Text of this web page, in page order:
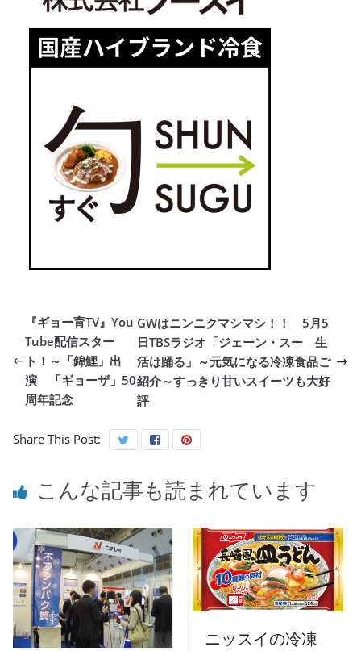
『ギョー育TV』You
Tube配信スター
ト！～「錦鯉」出
演 「ギョーザ」50
周年記念
GWはニンニクマシマシ！！ 5月5
日TBSラジオ「ジェーン・スー 生
活は踊る」～元気になる冷凍食品ご
紹介～すっきり甘いスイーツも大好
評
Share This Post:
こんな記事も読まれています
ニッスイの冷凍